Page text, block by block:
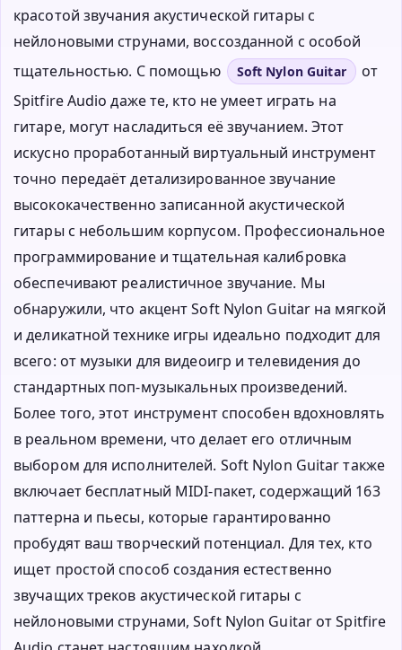
красотой звучания акустической гитары с
нейлоновыми струнами, воссозданной с особой
тщательностью. С помощью
Soft Nylon Guitar
от
Spitfire Audio даже те, кто не умеет играть на
гитаре, могут насладиться её звучанием. Этот
искусно проработанный виртуальный инструмент
точно передаёт детализированное звучание
высококачественно записанной акустической
гитары с небольшим корпусом. Профессиональное
программирование и тщательная калибровка
обеспечивают реалистичное звучание. Мы
обнаружили, что акцент Soft Nylon Guitar на мягкой
и деликатной технике игры идеально подходит для
всего: от музыки для видеоигр и телевидения до
стандартных поп-музыкальных произведений.
Более того, этот инструмент способен вдохновлять
в реальном времени, что делает его отличным
выбором для исполнителей. Soft Nylon Guitar также
включает бесплатный MIDI-пакет, содержащий 163
паттерна и пьесы, которые гарантированно
пробудят ваш творческий потенциал. Для тех, кто
ищет простой способ создания естественно
звучащих треков акустической гитары с
нейлоновыми струнами, Soft Nylon Guitar от Spitfire